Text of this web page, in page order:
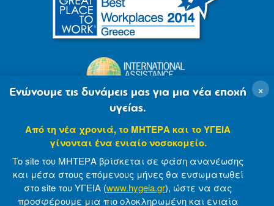
© 2007-2021 MITERA S.A Privacy Policy
×
Ενώνουμε τις δυνάμεις μας για μια νέα εποχή
υγείας.
Από τη νέα χρονιά, το ΜΗΤΕΡΑ και το ΥΓΕΙΑ
γίνονται ένα ενιαίο νοσοκομείο.
Το site του ΜΗΤΕΡΑ βρίσκεται σε φάση ανανέωσης
και μέσα στους επόμενους μήνες θα ενσωματωθεί
στο site του ΥΓΕΙΑ (www.hygeia.gr), ώστε να σας
προσφέρουμε μια πιο ολοκληρωμένη και ενιαία